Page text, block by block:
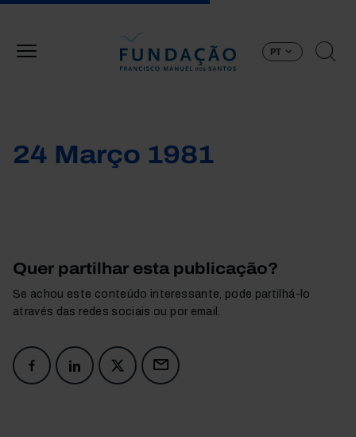
PT
24 Março 1981
Quer partilhar esta publicação?
Se achou este conteúdo interessante, pode partilhá-lo
através das redes sociais ou por email.